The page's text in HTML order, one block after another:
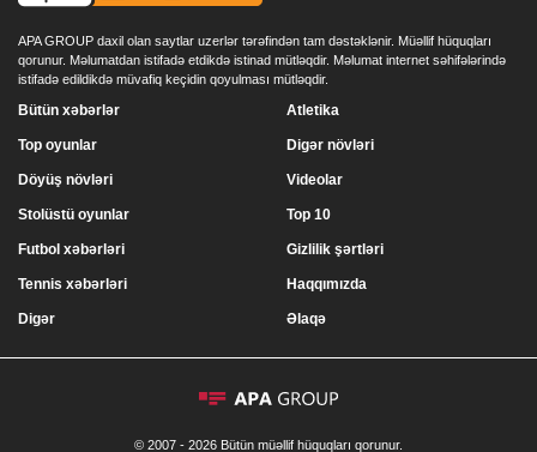
APA GROUP daxil olan saytlar uzerlər tərəfindən tam dəstəklənir. Müəllif hüquqları
qorunur. Məlumatdan istifadə etdikdə istinad mütləqdir. Məlumat internet səhifələrində
istifadə edildikdə müvafiq keçidin qoyulması mütləqdir.
Bütün xəbərlər
Top oyunlar
Döyüş növləri
Stolüstü oyunlar
Atletika
Digər növləri
Videolar
Top 10
Futbol xəbərləri
Tennis xəbərləri
Digər
Gizlilik şərtləri
Haqqımızda
Əlaqə
© 2007 - 2026 Bütün müəllif hüquqları qorunur.